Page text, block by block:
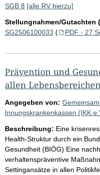
SGB 8 [alle RV hierzu]
Stellungnahmen/Gutachten
SG2506100033 ( PDF - 27
Prävention und
allen
Angegeben von:
Innungskrankenkassen (IKK
Beschreibung: Eine
Health-Struktur durch ein
Gesundheit (BIÖG) Eine
verhaltenspräventive
Settingansätze in allen